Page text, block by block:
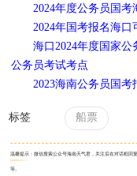
2024年度公务员国考
2024年国考报名海口
海口2024年度国家公
公务员考试考点
2023海南公务员国
标签 船票
温馨提示：微信搜索公众号海南天气君，关注后在对话框回
等。